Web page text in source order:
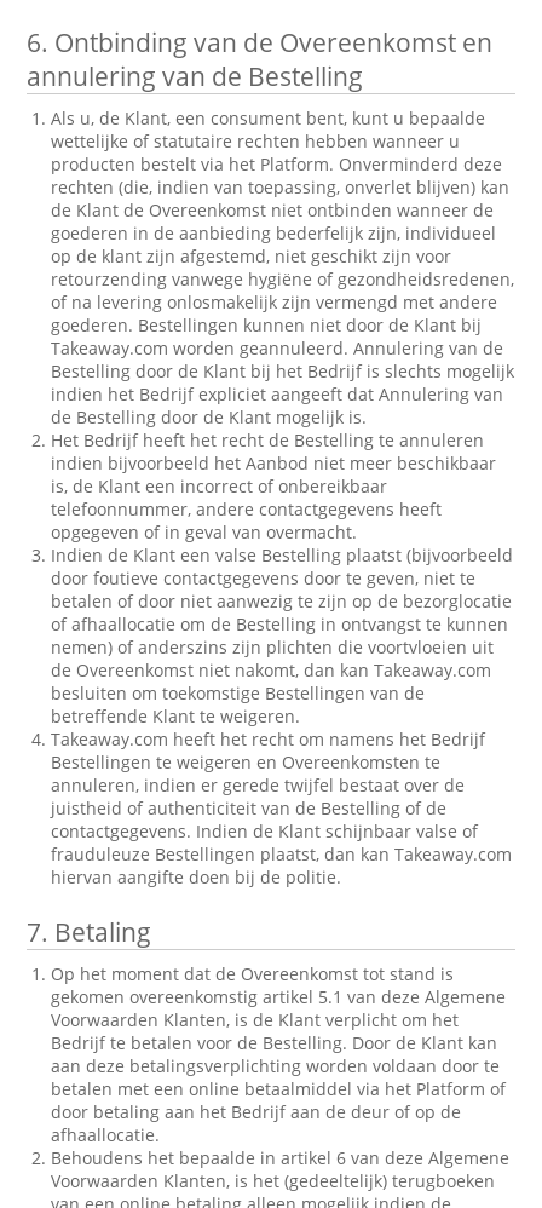
6. Ontbinding van de Overeenkomst en
annulering van de Bestelling
Als u, de Klant, een consument bent, kunt u bepaalde
wettelijke of statutaire rechten hebben wanneer u
producten bestelt via het Platform. Onverminderd deze
rechten (die, indien van toepassing, onverlet blijven) kan
de Klant de Overeenkomst niet ontbinden wanneer de
goederen in de aanbieding bederfelijk zijn, individueel
op de klant zijn afgestemd, niet geschikt zijn voor
retourzending vanwege hygiëne of gezondheidsredenen,
of na levering onlosmakelijk zijn vermengd met andere
goederen. Bestellingen kunnen niet door de Klant bij
Takeaway.com worden geannuleerd. Annulering van de
Bestelling door de Klant bij het Bedrijf is slechts mogelijk
indien het Bedrijf expliciet aangeeft dat Annulering van
de Bestelling door de Klant mogelijk is.
Het Bedrijf heeft het recht de Bestelling te annuleren
indien bijvoorbeeld het Aanbod niet meer beschikbaar
is, de Klant een incorrect of onbereikbaar
telefoonnummer, andere contactgegevens heeft
opgegeven of in geval van overmacht.
Indien de Klant een valse Bestelling plaatst (bijvoorbeeld
door foutieve contactgegevens door te geven, niet te
betalen of door niet aanwezig te zijn op de bezorglocatie
of afhaallocatie om de Bestelling in ontvangst te kunnen
nemen) of anderszins zijn plichten die voortvloeien uit
de Overeenkomst niet nakomt, dan kan Takeaway.com
besluiten om toekomstige Bestellingen van de
betreffende Klant te weigeren.
Takeaway.com heeft het recht om namens het Bedrijf
Bestellingen te weigeren en Overeenkomsten te
annuleren, indien er gerede twijfel bestaat over de
juistheid of authenticiteit van de Bestelling of de
contactgegevens. Indien de Klant schijnbaar valse of
frauduleuze Bestellingen plaatst, dan kan Takeaway.com
hiervan aangifte doen bij de politie.
7. Betaling
Op het moment dat de Overeenkomst tot stand is
gekomen overeenkomstig artikel 5.1 van deze Algemene
Voorwaarden Klanten, is de Klant verplicht om het
Bedrijf te betalen voor de Bestelling. Door de Klant kan
aan deze betalingsverplichting worden voldaan door te
betalen met een online betaalmiddel via het Platform of
door betaling aan het Bedrijf aan de deur of op de
afhaallocatie.
Behoudens het bepaalde in artikel 6 van deze Algemene
Voorwaarden Klanten, is het (gedeeltelijk) terugboeken